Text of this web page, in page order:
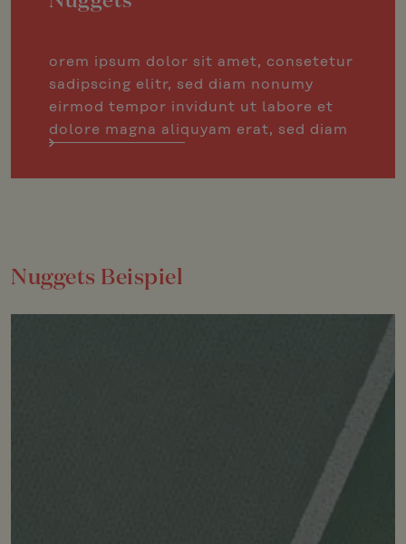
orem ipsum dolor sit amet, consetetur
sadipscing elitr, sed diam nonumy
eirmod tempor invidunt ut labore et
dolore magna aliquyam erat, sed diam
Nuggets Beispiel